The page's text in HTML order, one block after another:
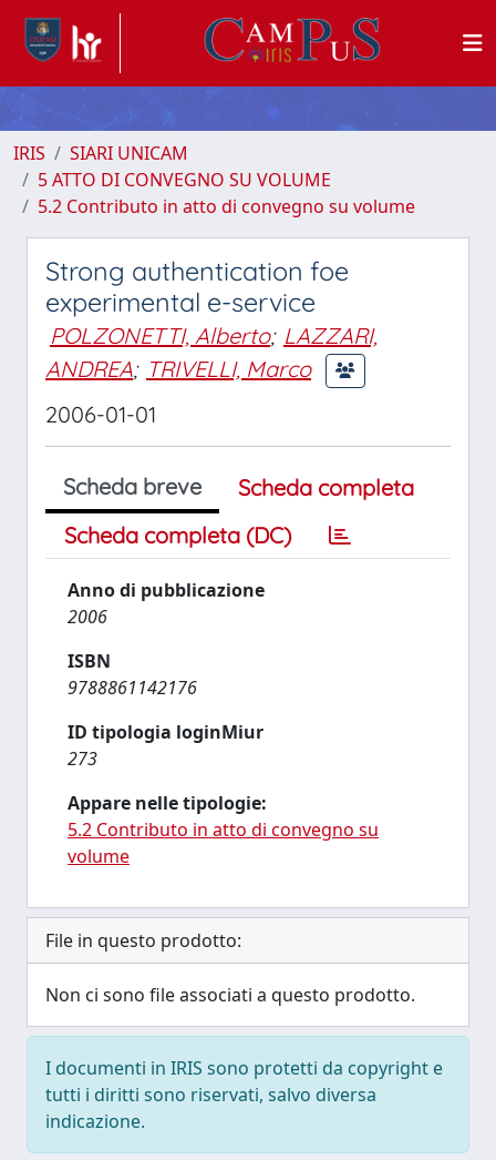
IRIS
SIARI UNICAM
5 ATTO DI CONVEGNO SU VOLUME
5.2 Contributo in atto di convegno su volume
Strong authentication foe
experimental e-service
POLZONETTI, Alberto; LAZZARI,
ANDREA; TRIVELLI, Marco
2006-01-01
Scheda breve
Scheda completa
Scheda completa (DC)
Anno di pubblicazione
2006
ISBN
9788861142176
ID tipologia loginMiur
273
Appare nelle tipologie:
5.2 Contributo in atto di convegno su
volume
File in questo prodotto:
Non ci sono file associati a questo prodotto.
I documenti in IRIS sono protetti da copyright e
tutti i diritti sono riservati, salvo diversa
indicazione.